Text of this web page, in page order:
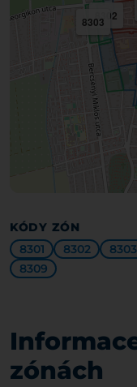
8302
8303
KÓDY ZÓN
8301
8302 8303
8309
zónách